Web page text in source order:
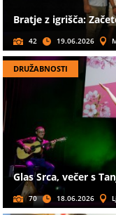
Bratje z igrišča:
42 19.06.2026
DRUŽABNOSTI
Glas Srca, večer s
70 18.06.2026